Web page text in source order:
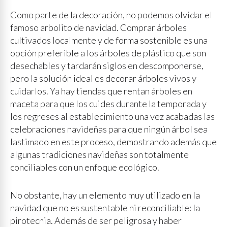
Como parte de la decoración, no podemos olvidar el
famoso arbolito de navidad. Comprar árboles
cultivados localmente y de forma sostenible es una
opción preferible a los árboles de plástico que son
desechables y tardarán siglos en descomponerse,
pero la solución ideal es decorar árboles vivos y
cuidarlos. Ya hay tiendas que rentan árboles en
maceta para que los cuides durante la temporada y
los regreses al establecimiento una vez acabadas las
celebraciones navideñas para que ningún árbol sea
lastimado en este proceso, demostrando además que
algunas tradiciones navideñas son totalmente
conciliables con un enfoque ecológico.
No obstante, hay un elemento muy utilizado en la
navidad que no es sustentable ni reconciliable: la
pirotecnia. Además de ser peligrosa y haber